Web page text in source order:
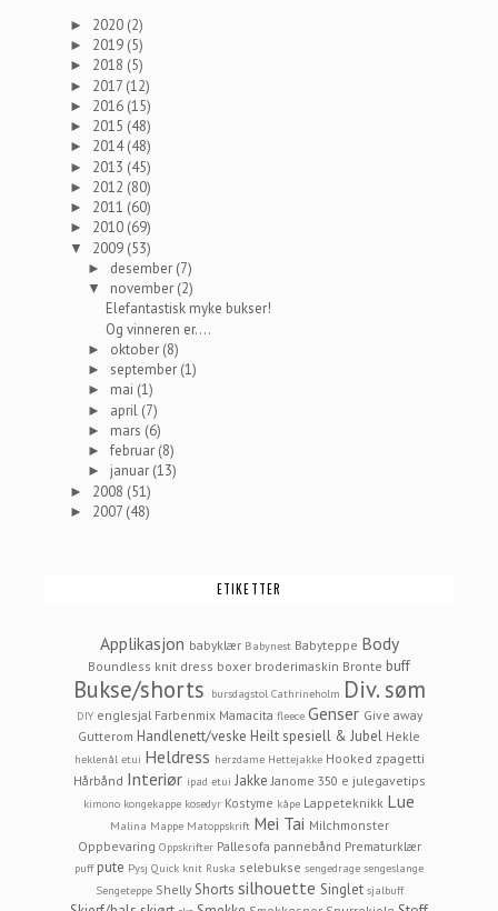
► 2020 (2)
► 2019 (5)
► 2018 (5)
► 2017 (12)
► 2016 (15)
► 2015 (48)
► 2014(48)
► 2013 (45)
► 2012 (80)
► 2011 (60)
► 2010 (69)
▼ 2009 (53)
► desember (7)
▼ november (2)
Elefantastisk myke bukser!
Og vinneren er....
► oktober (8)
►september (1)
► mai (1)
► april (7)
► mars (6)
►februar (8)
► januar (13)
► 2008 (51)
► 2007 (48)
ETIKETTER
Applikasjon babyklær Babynest Babyteppe Body
Boundless knit dress boxer broderimaskin Bronte buff
Bukse/shorts bursdagstol Cathrineholm Div. søm
DIY englesjal Farbenmix Mamacita fleece Genser Give away
Gutterom Handlenett/veske Heilt spesiell & Jubel Hekle
heklenål etui Heldress herzdame Hettejakke Hooked zpagetti
Hårbånd Interiør ipad etui Jakke Janome 350 e julegavetips
kimono kongekappe kosedyr Kostyme kåpe Lappeteknikk Lue
Malina Mappe Matoppskrift Mei Tai Milchmonster
Oppbevaring Oppskrifter Pallesofa pannebånd Prematurklær
puff pute Pysj Quick knit Ruska selebukse sengedrage sengeslange
Sengeteppe Shelly Shorts silhouette Singlet sjalbuff